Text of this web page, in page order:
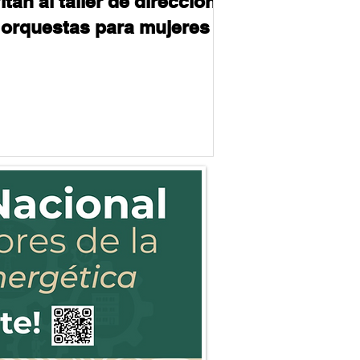
para mujeres